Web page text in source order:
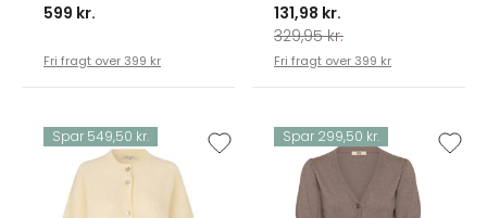
599 kr.
Fri fragt over 399 kr
131,98 kr.
329,95 kr.
Fri fragt over 399 kr
Spar 549,50 kr. Spar 299,50 kr.